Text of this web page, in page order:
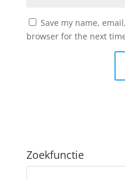
Save my name,
browser for the next
Zoekfunctie